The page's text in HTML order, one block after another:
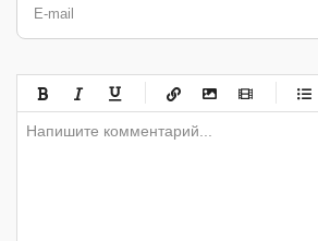
E-mail